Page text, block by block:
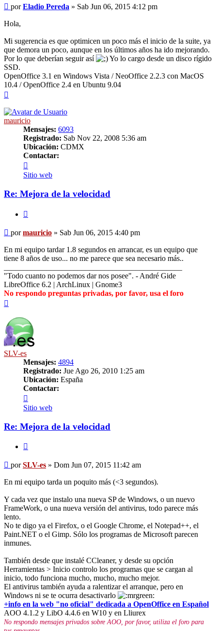
Mensaje
porEladio Pereda » Sab Jun 06, 2015 4:12 pm
Hola,
Mi sugerencia es que optimicen un poco más el inicio de la suite, ya
que demora un poco, aunque en los últimos años ha ido mejorando.
Por lo que deberían seguir así
Yo lo cargo desde un disco rígido
SSD.
OpenOffice 3.1 en Windows Vista / NeoOffice 2.2.3 con MacOS
10.4 / OpenOffice 2.4 en Ubuntu 9.04
mauricio
Mensajes: 6093
Registrado: Sab Nov 22, 2008 5:36 am
Ubicación: CDMX
Contactar:
mauricio
Sitio web
Re: Mejora de la velocidad
Mensaje
pormauricio » Sab Jun 06, 2015 4:40 pm
En mi equipo tardar 1.8 segundos en arrancar, es un equipo que
tiene 8 años de uso... no me parece que sea necesario más..
"Todo cuanto no podemos dar nos posee". - André Gide
LibreOffice 6.2 | ArchLinux | Gnome3
No respondo preguntas privadas, por favor, usa el foro
SLV-es
Mensajes: 4894
Registrado: Jue Ago 26, 2010 1:25 am
Ubicación: España
Contactar:
SLV-
es
Sitio web
Re: Mejora de la velocidad
Mensaje
porSLV-es » Dom Jun 07, 2015 11:42 am
En mi equipo tarda un poquito más (<3 segundos).
Y cada vez que instalo una nueva SP de Windows, o un nuevo
FrameWork, o una nueva versión del antivirus, todo parece más
lento.
No te digo ya el Firefox, o el Google Chrome, el Notepad++, el
Paint.NET o el Gimp. Sólo los programas de Microsoft parecen
inmunes.
También desde que instalé CCleaner, y desde su opción
Herramientas > Inicio controlo los programas que se cargan al
inicio, todo funciona mucho, mucho, mucho mejor.
El antivirus también ayuda a ralentizar el arranque, pero en
Windows ni se te ocurra desactivarlo
+info en la web "no oficial" dedicada a OpenOffice en Español
AOO 4.1.2 y LibO 4.4.6 en W10 y en Lliurex
No respondo mensajes privados sobre AOO, por favor, utiliza el foro para